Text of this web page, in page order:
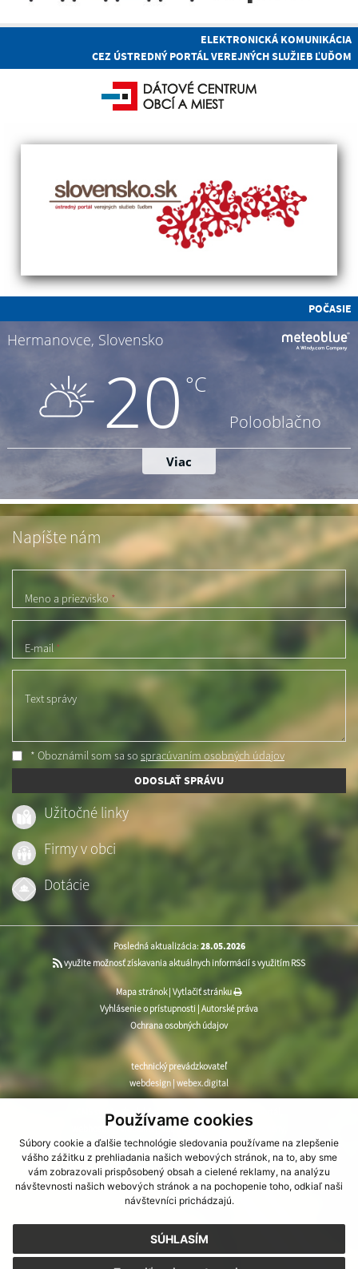
Používame cookies
Súbory cookie a ďalšie technológie sledovania používame na zlepšenie
vášho zážitku z prehliadania našich webových stránok, na to, aby sme
vám zobrazovali prispôsobený obsah a cielené reklamy, na analýzu
návštevnosti našich webových stránok a na pochopenie toho, odkiaľ naši
návštevníci prichádzajú.
SÚHLASÍM
ELEKTRONICKÁ KOMUNIKÁCIA
CEZ ÚSTREDNÝ PORTÁL VEREJNÝCH SLUŽIEB ĽUĎOM
POČASIE
Napíšte nám
Meno a priezvisko *
E-mail*
Text správy
* Oboznámil som sa so spracúvaním osobných údajov
ODOSLAŤ SPRÁVU
Užitočné linky
Firmy v obci
Dotácie
Posledná aktualizácia: 28.05.2026
využite možnosť získavania aktuálnych informácií s využitím RSS
Mapa stránok| Vytlačiť stránku
Vyhlásenie o prístupnosti Autorské práva
Ochrana osobných údajov
technický prevádzkovateľ
webdesign webex.digital
CMS systém (redakčný) systém ECHELON 2
webhosting
,webex.digital, domény, registrácia domény
spoločnosť webex.digital